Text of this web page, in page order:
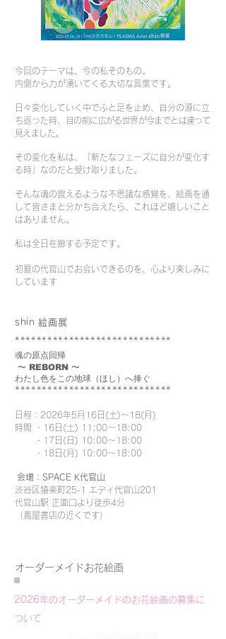
​ 今回のテーマは、今の私そのもの。
内側から力が湧いてくる大切な言葉です。
日々変化していく中でふと足を止め、
自分の源に立
ち返った時、
目の前に広がる世界が今までとは違って
見えました。
その変化を私は、
「新たなフェーズに自分が変化す
る時」なのだと受け取りました。
そんな魂の震えるような不思議な感覚を、 絵画を通
して皆さまと分かち合えたら、 これほど嬉しいこと
はありません。
私は全日在廊する予定です。
初夏の代官山でお会いできるのを、心より楽しみに
しています
shin 絵画展
*****************************
魂の原点回帰
〜 REBORN 〜
わたし色をこの地球（ほし）へ捧ぐ
*****************************​
日程：2026年5月16日(土)〜18(月)
時間 ・16日(土) 11:00〜18:00
・17日(日) 10:00〜18:00
・18日(月) 10:00〜18:00
会場：SPACE K代官山
渋谷区猿楽町25-1 エディ代官山201
代官山駅 正面口より徒歩4分
（蔦屋書店の近くです）
オーダーメイドお花絵画
2026年のオーダーメイドのお花絵画の募集に
ついて